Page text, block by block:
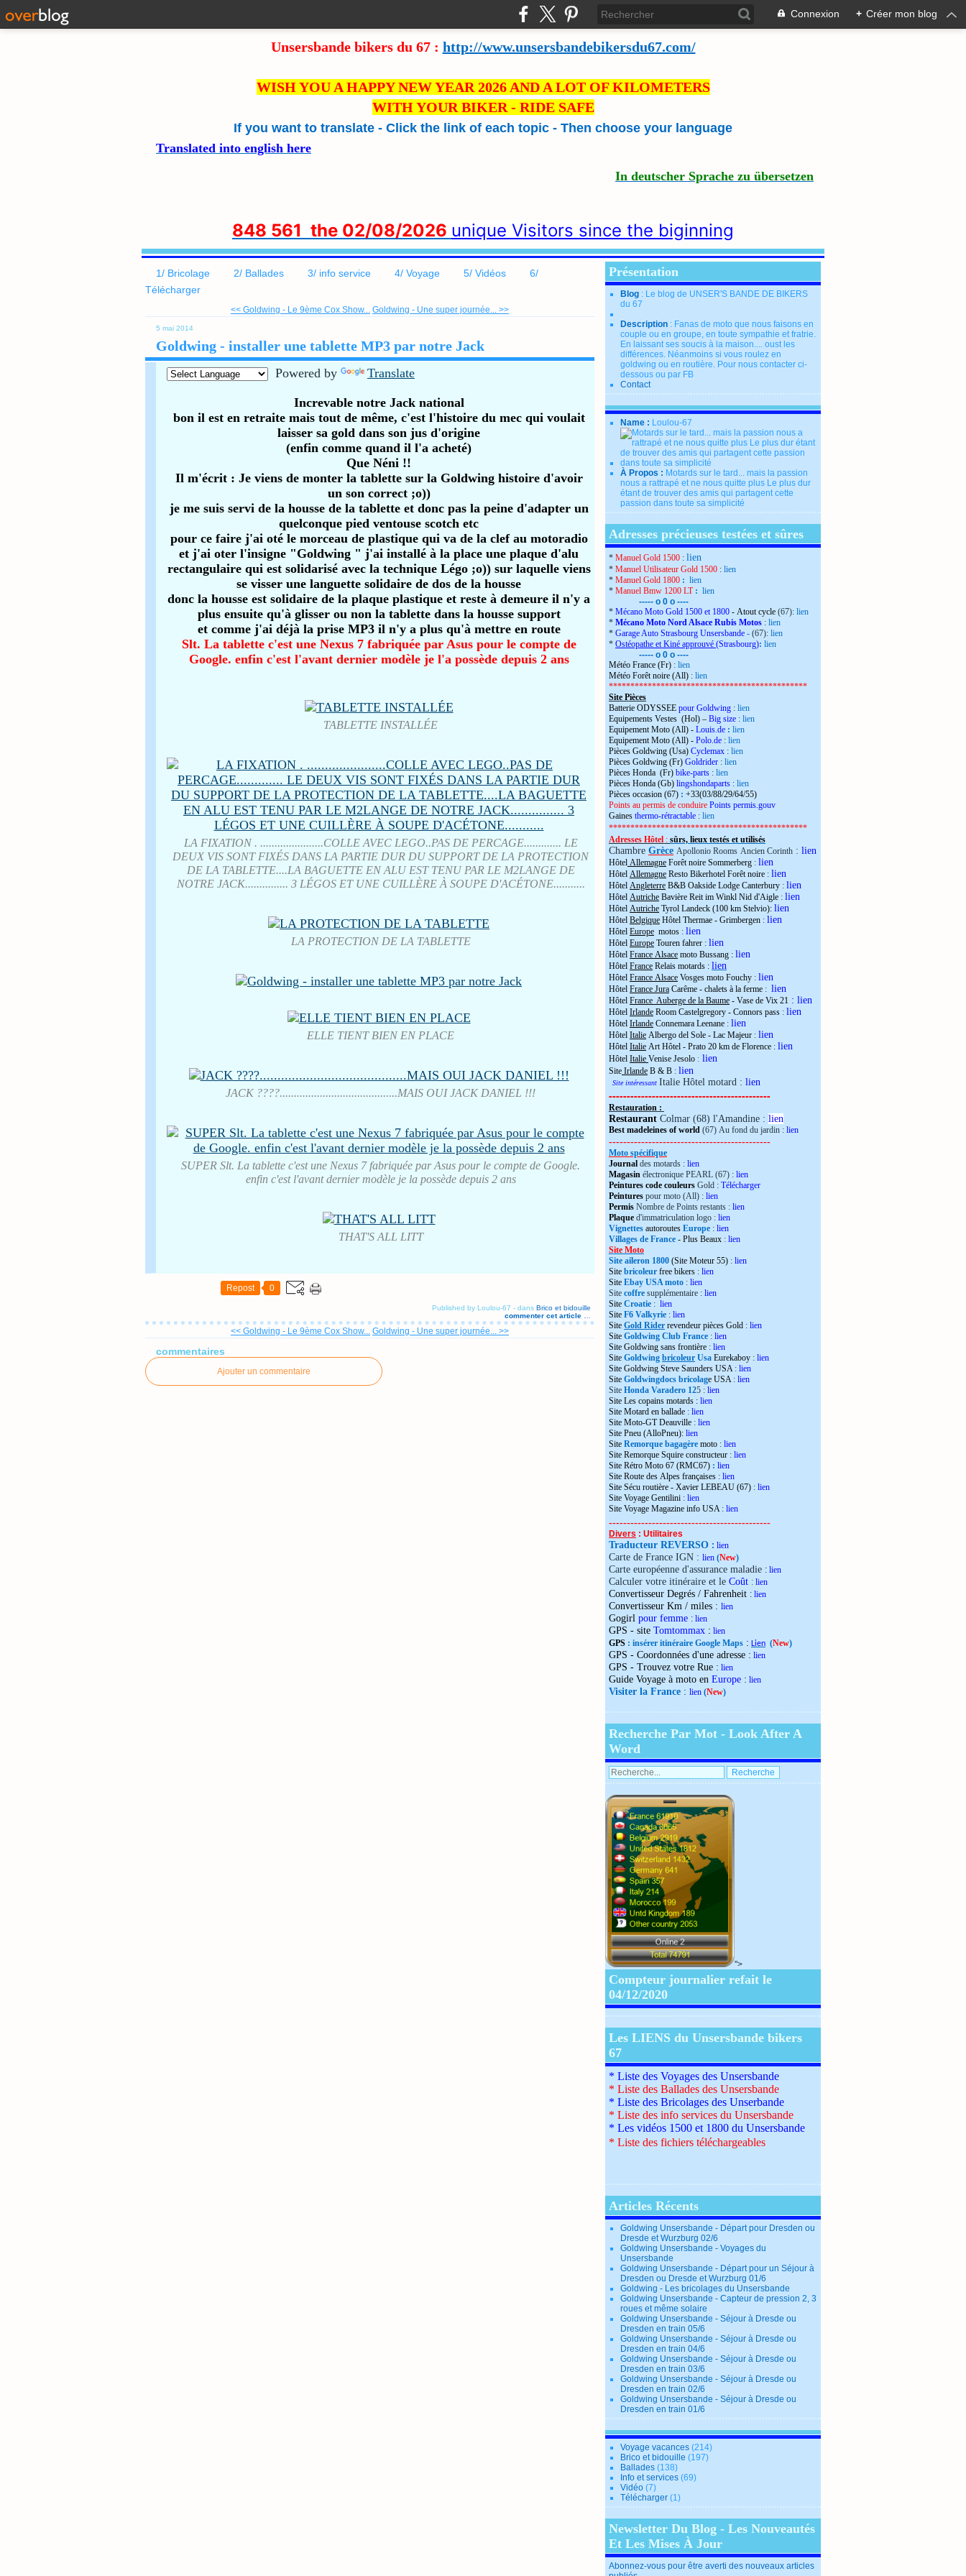
Connexion + Créer mon blog
Unsersbande bikers du 67 : http://www.unsersbandebikersdu67.com/
WISH YOU A HAPPY NEW YEAR 2026 AND A LOT OF KILOMETERS
WITH YOUR BIKER - RIDE SAFE
If you want to translate - Click the link of each topic - Then choose your language
Translated into english here
In deutscher Sprache zu übersetzen
848 561 the 02/08/2026 unique Visitors since the biginning
1/ Bricolage 2/ Ballades 3/ info service 4/ Voyage 5/ Vidéos
6/
Télécharger
<< Goldwing - Le 9ème Cox Show... Goldwing - Une super journée... >>
5 mai 2014
Goldwing - installer une tablette MP3 par notre Jack
Powered by Translate
Increvable notre Jack national
bon il est en retraite mais tout de même, c'est l'histoire du mec qui voulait
laisser sa gold dans son jus d'origine
(enfin comme quand il l'a acheté)
Que Néni !!
Il m'écrit : Je viens de monter la tablette sur la Goldwing histoire d'avoir
un son correct ;o))
je me suis servi de la housse de la tablette et donc pas la peine d'adapter un
quelconque pied ventouse scotch etc
pour ce faire j'ai oté le morceau de plastique qui va de la clef au motoradio
et j'ai oter l'insigne "Goldwing " j'ai installé à la place une plaque d'alu
rectangulaire qui est solidarisé avec la technique Légo ;o)) sur laquelle viens
se visser une languette solidaire de dos de la housse
donc la housse est solidaire de la plaque plastique et reste à demeure il n'y a
plus ensuite qu'à glisser ou non la tablette dans la housse support
et comme j'ai déjà la prise MP3 il n'y a plus qu'à mettre en route
Slt. La tablette c'est une Nexus 7 fabriquée par Asus pour le compte de
Google. enfin c'est l'avant dernier modèle je l'a possède depuis 2 ans
TABLETTE INSTALLÉE
LA FIXATION . ......................COLLE AVEC LEGO..PAS DE PERCAGE............. LE
DEUX VIS SONT FIXÉS DANS LA PARTIE DUR DU SUPPORT DE LA PROTECTION
DE LA TABLETTE....LA BAGUETTE EN ALU EST TENU PAR LE M2LANGE DE
NOTRE JACK............... 3 LÉGOS ET UNE CUILLÈRE À SOUPE D'ACÉTONE...........
LA PROTECTION DE LA TABLETTE
ELLE TIENT BIEN EN PLACE
JACK ????.........................................MAIS OUI JACK DANIEL !!!
SUPER Slt. La tablette c'est une Nexus 7 fabriquée par Asus pour le compte de Google.
enfin c'est l'avant dernier modèle je la possède depuis 2 ans
THAT'S ALL LITT
Repost 0
Published by Loulou-67 - dans Brico et bidouille
commenter cet article
<< Goldwing - Le 9ème Cox Show... Goldwing - Une super journée... >>
commentaires
Ajouter un commentaire
Présentation
Blog : Le blog de UNSER'S BANDE DE BIKERS
du 67
Description : Fanas de moto que nous faisons en
couple ou en groupe, en toute sympathie et fratrie.
En laissant ses soucis à la maison.... oust les
différences. Néanmoins si vous roulez en
goldwing ou en routière. Pour nous contacter ci-
dessous ou par FB
Contact
Name : Loulou-67
À Propos : Motards sur le tard... mais la passion
nous a rattrapé et ne nous quitte plus Le plus dur
étant de trouver des amis qui partagent cette
passion dans toute sa simplicité
Adresses précieuses testées et sûres
* Manuel Gold 1500 : lien
* Manuel Utilisateur Gold 1500 : lien
* Manuel Gold 1800 : lien
* Manuel Bmw 1200 LT: lien
----- o 0 o ----
* Mécano Moto Gold 1500 et 1800 - Atout cycle (67): lien
* Mécano Moto Nord Alsace Rubis Motos : lien
* Garage Auto Strasbourg Unsersbande - (67): lien
* Ostéopathe et Kiné approuvé (Strasbourg): lien
----- o 0 o ----
Météo France (Fr) : lien
Météo Forêt noire (All) : lien
**********************************************
Site Pièces
Batterie ODYSSEE pour Goldwing : lien
Equipements Vestes (Hol) – Big size : lien
Equipement Moto (All) - Louis.de : lien
Equipement Moto (All) - Polo.de : lien
Pièces Goldwing (Usa) Cyclemax : lien
Pièces Goldwing (Fr) Goldrider : lien
Pièces Honda (Fr) bike-parts : lien
Pièces Honda (Gb) lingshondaparts : lien
Pièces occasion (67) : +33(03/88/29/64/55)
Points au permis de conduire Points permis.gouv
Gaines thermo-rétractable : lien
**********************************************
Adresses Hôtel : sûrs, lieux testés et utilisés
Chambre Grèce Apollonio Rooms Ancien Corinth : lien
Hôtel Allemagne Forêt noire Sommerberg : lien
Hôtel Allemagne Resto Bikerhotel Forêt noire : lien
Hôtel Angleterre B&B Oakside Lodge Canterbury : lien
Hôtel Autriche Bavière Reit im Winkl Nid d'Aigle : lien
Hôtel Autriche Tyrol Landeck (100 km Stelvio): lien
Hôtel Belgique Hôtel Thermae - Grimbergen : lien
Hôtel Europe motos : lien
Hôtel Europe Touren fahrer : lien
Hôtel France Alsace moto Bussang : lien
Hôtel France Relais motards : lien
Hôtel France Alsace Vosges moto Fouchy : lien
Hôtel France Jura Carême - chalets à la ferme : lien
Hôtel France Auberge de la Baume - Vase de Vix 21 : lien
Hôtel Irlande Room Castelgregory - Connors pass : lien
Hôtel Irlande Connemara Leenane : lien
Hôtel Italie Albergo del Sole - Lac Majeur : lien
Hôtel Italie Art Hôtel - Prato 20 km de Florence : lien
Hôtel Italie Venise Jesolo : lien
Site Irlande B & B : lien
Site intéressant Italie Hôtel motard : lien
---------------------------------------------
Restauration :
Restaurant Colmar (68) l'Amandine : lien
Best madeleines of world (67) Au fond du jardin : lien
---------------------------------------------
Moto spécifique
Journal des motards : lien
Magasin électronique PEARL (67) : lien
Peintures code couleurs Gold : Télécharger
Peintures pour moto (All) : lien
Permis Nombre de Points restants : lien
Plaque d'immatriculation logo : lien
Vignettes autoroutes Europe : lien
Villages de France - Plus Beaux : lien
Site Moto
Site aileron 1800 (Site Moteur 55) : lien
Site bricoleur free bikers : lien
Site Ebay USA moto : lien
Site coffre supplémentaire : lien
Site Croatie : lien
Site F6 Valkyrie : lien
Site Gold Rider revendeur pièces Gold : lien
Site Goldwing Club France : lien
Site Goldwing sans frontière : lien
Site Goldwing bricoleur Usa Eurekaboy : lien
Site Goldwing Steve Saunders USA : lien
Site Goldwingdocs bricolage USA : lien
Site Honda Varadero 125 : lien
Site Les copains motards : lien
Site Motard en ballade : lien
Site Moto-GT Deauville : lien
Site Pneu (AlloPneu): lien
Site Remorque bagagère moto : lien
Site Remorque Squire constructeur : lien
Site Rétro Moto 67 (RMC67) : lien
Site Route des Alpes françaises : lien
Site Sécu routière - Xavier LEBEAU (67) : lien
Site Voyage Gentilini : lien
Site Voyage Magazine info USA: lien
---------------------------------------------
Divers : Utilitaires
Traducteur REVERSO : lien
Carte de France IGN : lien (New)
Carte européenne d'assurance maladie : lien
Calculer votre itinéraire et le Coût : lien
Convertisseur Degrés / Fahrenheit : lien
Convertisseur Km / miles : lien
Gogirl pour femme : lien
GPS - site Tomtommax : lien
GPS : insérer itinéraire Google Maps : Lien (New)
GPS - Coordonnées d'une adresse : lien
GPS - Trouvez votre Rue : lien
Guide Voyage à moto en Europe : lien
Visiter la France : lien (New)
Recherche Par Mot - Look After A
Word
">
Compteur journalier refait le
04/12/2020
Les LIENS du Unsersbande bikers
67
* Liste des Voyages des Unsersbande
* Liste des Ballades des Unsersbande
* Liste des Bricolages des Unserbande
* Liste des info services du Unsersbande
* Les vidéos 1500 et 1800 du Unsersbande
* Liste des fichiers téléchargeables
Articles Récents
Goldwing Unsersbande - Départ pour Dresden ou
Dresde et Wurzburg 02/6
Goldwing Unsersbande - Voyages du
Unsersbande
Goldwing Unsersbande - Départ pour un Séjour à
Dresden ou Dresde et Wurzburg 01/6
Goldwing - Les bricolages du Unsersbande
Goldwing Unsersbande - Capteur de pression 2, 3
roues et même solaire
Goldwing Unsersbande - Séjour à Dresde ou
Dresden en train 05/6
Goldwing Unsersbande - Séjour à Dresde ou
Dresden en train 04/6
Goldwing Unsersbande - Séjour à Dresde ou
Dresden en train 03/6
Goldwing Unsersbande - Séjour à Dresde ou
Dresden en train 02/6
Goldwing Unsersbande - Séjour à Dresde ou
Dresden en train 01/6
Voyage vacances (214)
Brico et bidouille (197)
Ballades (138)
Info et services (69)
Vidéo (7)
Télécharger (1)
Newsletter Du Blog - Les Nouveautés
Et Les Mises À Jour
Abonnez-vous pour être averti des nouveaux articles